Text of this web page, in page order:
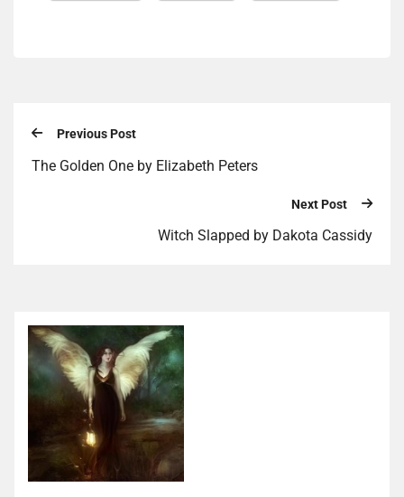
Previous Post
The Golden One by Elizabeth Peters
Next Post
Witch Slapped by Dakota Cassidy